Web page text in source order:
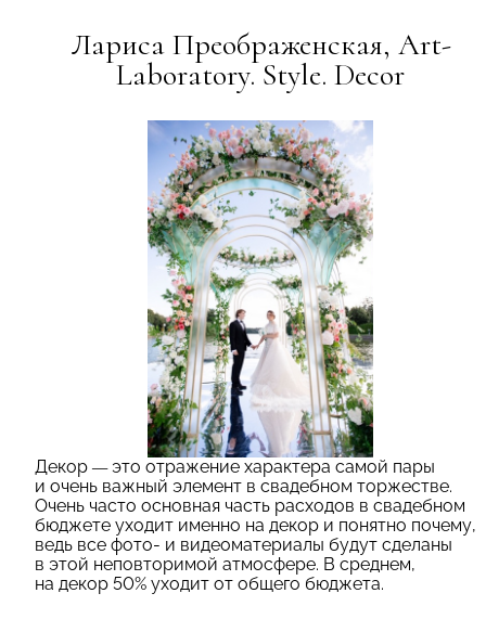
Лариса Преображенская, Art-
Laboratory. Style. Decor
Декор —это отражение характера самой пары
и очень важный элемент в свадебном торжестве.
Очень часто основная часть расходов в свадебном
бюджете уходит именно на декор и понятно почему,
ведь все фото- и видеоматериалы будут сделаны
в этой неповторимой атмосфере. В среднем,
на декор 50% уходит от общего бюджета.